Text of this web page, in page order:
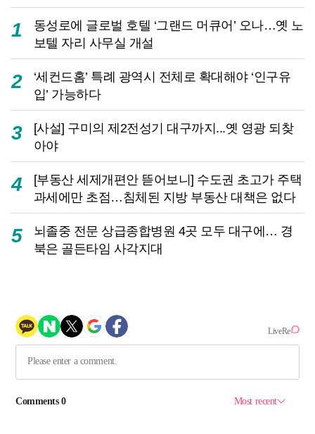
1
동성로에 글로벌 호텔 ‘그랜드 머큐어’ 오나…옛 노
보텔 자리 사무실 개설
2
‘세컨드홈’ 특례 광역시 전체로 확대해야 ‘인구유
입’ 가능하다
3
[사설] 구미의 제2전성기 대구까지...옛 영광 되찾
아야
4
[부동산 세제개편안 뜯어보니] 수도권 초고가 주택
과세에만 초점…침체된 지방 부동산 대책은 없다
5
뇌졸중 전문 상급종합병원 4곳 모두 대구에… 경
북은 골든타임 사각지대